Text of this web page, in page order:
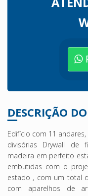
DESCRIÇÃO
Edifício com 11
divisórias Drywall de
madeira em perfeito
embutidas com o
estado , com um total
com aparelhos de